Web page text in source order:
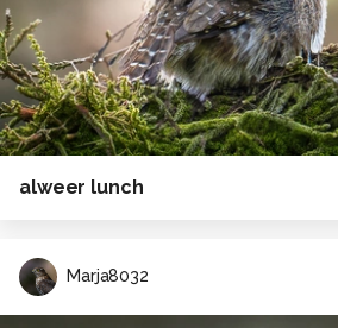
alweer lunch
Marja8032